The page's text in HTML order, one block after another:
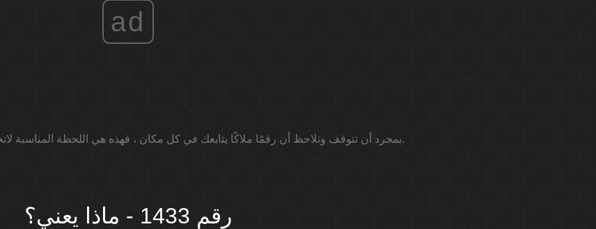
ad
بمجرد أن تتوقف وتلاحظ أن رقمًا ملاكًا يتابعك في كل مكان ، فهذه هي اللحظة المناسبة لاتخاذ قرار بالمضي قدمًا نحو أهدافك.
رقم 1433 - ماذا يعني؟